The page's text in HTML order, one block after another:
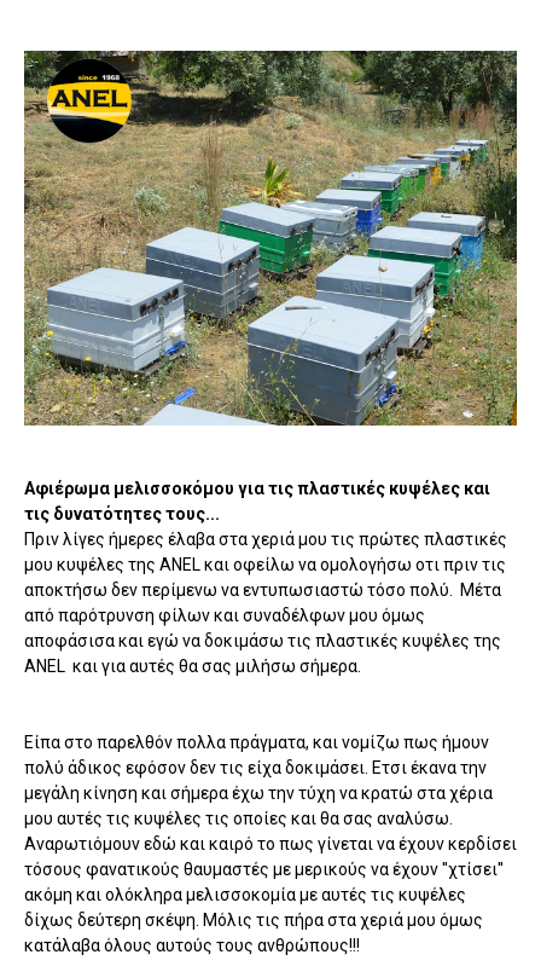
Αφιέρωμα μελισσοκόμου για τις πλαστικές κυψέλες και
τις δυνατότητες τους...
Πριν λίγες ήμερες έλαβα στα χεριά μου τις πρώτες πλαστικές
μου κυψέλες της ANEL και οφείλω να ομολογήσω οτι πριν τις
αποκτήσω δεν περίμενω να εντυπωσιαστώ τόσο πολύ. Μέτα
από παρότρυνση φίλων και συναδέλφων μου όμως
αποφάσισα και εγώ να δοκιμάσω τις πλαστικές κυψέλες της
ANEL και για αυτές θα σας μιλήσω σήμερα.
Είπα στο παρελθόν πολλα πράγματα, και νομίζω πως ήμουν
πολύ άδικος εφόσον δεν τις είχα δοκιμάσει. Ετσι έκανα την
μεγάλη κίνηση και σήμερα έχω την τύχη να κρατώ στα χέρια
μου αυτές τις κυψέλες τις οποίες και θα σας αναλύσω.
Αναρωτιόμουν εδώ και καιρό το πως γίνεται να έχουν κερδίσει
τόσους φανατικούς θαυμαστές με μερικούς να έχουν ''χτίσει''
ακόμη και ολόκληρα μελισσοκομία με αυτές τις κυψέλες
δίχως δεύτερη σκέψη. Μόλις τις πήρα στα χεριά μου όμως
κατάλαβα όλους αυτούς τους ανθρώπους!!!